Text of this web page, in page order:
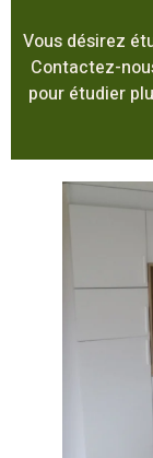
Vous désirez
Contactez-
pour étudier